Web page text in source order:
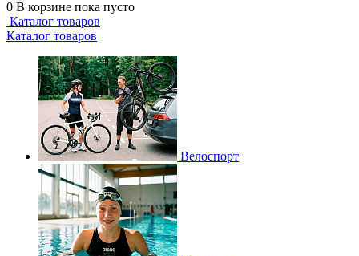
0 В корзине пока пусто
Каталог товаров
Каталог товаров
Велоспорт